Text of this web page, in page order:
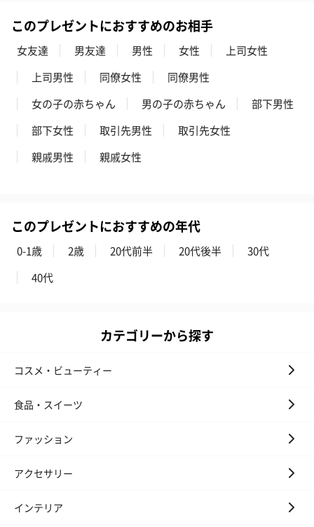
このプレゼントにおすすめのお相手
女友達 男友達 男性 女性
上司女性
上司男性
同僚女性
同僚男性
女の子の赤ちゃん
男の子の赤ちゃん
部下男性
部下女性
取引先男性
取引先女性
親戚男性
親戚女性
このプレゼントにおすすめの年代
0-1歳 2歳 20代前半 20代後半
30代
40代
カテゴリーから探す
コスメ・ビューティー
食品・スイーツ
ファッション
アクセサリー
インテリア